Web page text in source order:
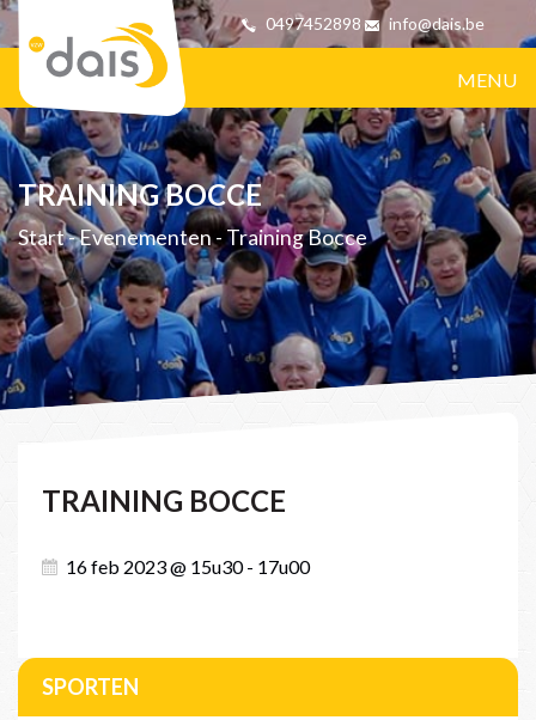
0497452898 info@dais.be
MENU
TRAINING BOCCE
Start-Evenementen-Training Bocce
TRAINING BOCCE
16 feb 2023 @ 15u30 - 17u00
SPORTEN